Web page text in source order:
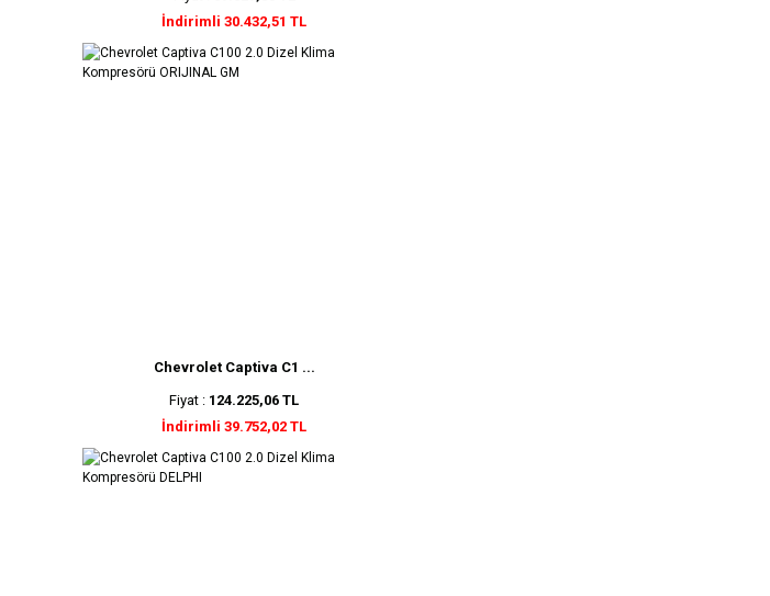
İndirimli 30.432,51 TL
Chevrolet Captiva C1 ...
Fiyat : 124.225,06 TL
İndirimli 39.752,02 TL